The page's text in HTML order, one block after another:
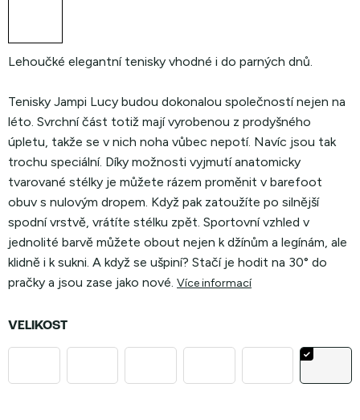
Lehoučké elegantní tenisky vhodné i do parných dnů.
Tenisky Jampi Lucy budou dokonalou společností nejen na
léto. Svrchní část totiž mají vyrobenou z prodyšného
úpletu, takže se v nich noha vůbec nepotí. Navíc jsou tak
trochu speciální. Díky možnosti vyjmutí anatomicky
tvarované stélky je můžete rázem proměnit v barefoot
obuv s nulovým dropem. Když pak zatoužíte po silnější
spodní vrstvě, vrátíte stélku zpět. Sportovní vzhled v
jednolité barvě můžete obout nejen k džínům a legínám, ale
klidně i k sukni. A když se ušpiní? Stačí je hodit na 30° do
pračky a jsou zase jako nové. Více informací
VELIKOST